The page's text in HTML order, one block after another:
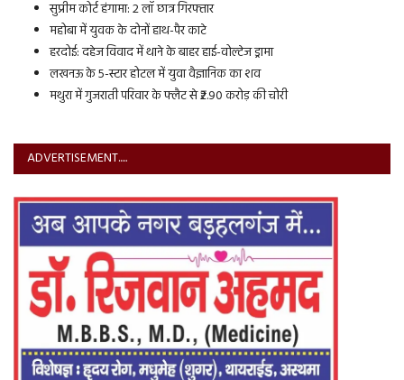
सुप्रीम कोर्ट हंगामा: 2 लॉ छात्र गिरफ्तार
महोबा में युवक के दोनों हाथ-पैर काटे
हरदोई: दहेज विवाद में थाने के बाहर हाई-वोल्टेज ड्रामा
लखनऊ के 5-स्टार होटल में युवा वैज्ञानिक का शव
मथुरा में गुजराती परिवार के फ्लैट से ₹2.90 करोड़ की चोरी
ADVERTISEMENT.....